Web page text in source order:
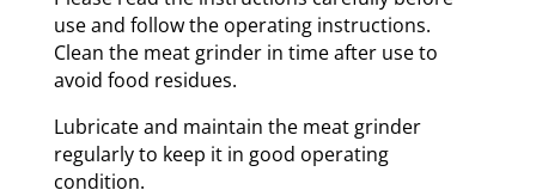
use and follow the operating instructions.
Clean the meat grinder in time after use to
avoid food residues.
Lubricate and maintain the meat grinder
regularly to keep it in good operating
condition.